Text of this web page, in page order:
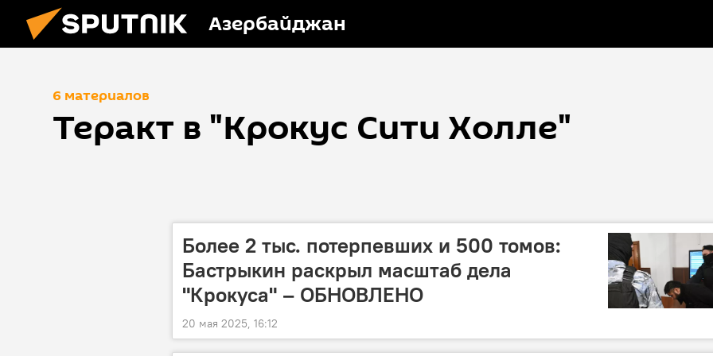
Азербайджан
6 материалов
Теракт в "Крокус Сити Холле"
Более 2 тыс. потерпевших и 500 томов:
Бастрыкин раскрыл масштаб дела
"Крокуса" – ОБНОВЛЕНО
20 мая 2025, 16:12